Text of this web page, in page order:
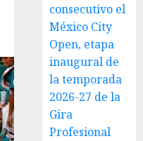
consecutivo el
México City
Open, etapa
inaugural de
la temporada
2026-27 de la
Gira
Profesional